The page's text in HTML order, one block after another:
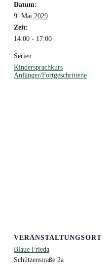
Datum:
9. Mai 2029
Zeit:
14:00 - 17:00
Serien:
Kindersprachkurs
Anfänger/Fortgeschrittene
VERANSTALTUNGSORT
Blaue Frieda
Schützenstraße 2a